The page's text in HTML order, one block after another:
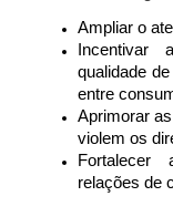
Ampliar o
Incentivar
qualidade
entre
Aprimorar
violem os
Fortalecer
relações de